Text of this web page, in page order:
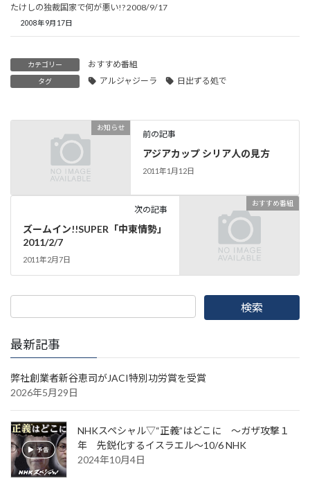
たけしの独裁国家で何が悪い!? 2008/9/17
2008年9月17日
カテゴリー おすすめ番組
タグ アルジャジーラ 日出ずる処で
お知らせ
前の記事
アジアカップ シリア人の見方
2011年1月12日
おすすめ番組
次の記事
ズームイン!!SUPER「中東情勢」
2011/2/7
2011年2月7日
最新記事
弊社創業者新谷恵司がJACI特別功労賞を受賞
2026年5月29日
NHKスペシャル▽“正義”はどこに ～ガザ攻撃１
年 先鋭化するイスラエル～10/6 NHK
2024年10月4日